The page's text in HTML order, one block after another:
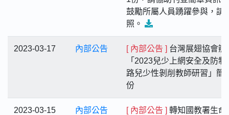
鼓勵所屬人員踴躍參與，請
照。
2023-03-17 內部公告 [ 內部公告 ] 台灣展翅協會辦
「2023兒少上網安全及防制
路兒少性剝削教師研習」簡
份
2023-03-15 內部公告 [ 內部公告 ] 轉知國教署生命